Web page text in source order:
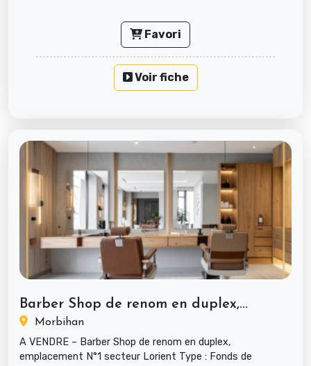
Favori
Voir fiche
Barber Shop de renom en duplex,...
Morbihan
A VENDRE – Barber Shop de renom en duplex,
emplacement N°1 secteur Lorient Type : Fonds de